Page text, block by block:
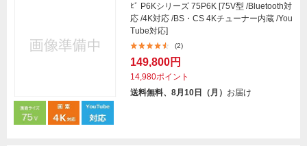
ﾋﾞ P6Kシリーズ 75P6K [75V型 /Bluetooth対
応 /4K対応 /BS・CS 4Kチューナー内蔵 /You
Tube対応]
(2)
149,800円
14,980ポイント
送料無料、8月10日（月） お届け